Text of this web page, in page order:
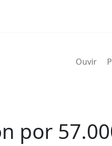
Ouvir
por